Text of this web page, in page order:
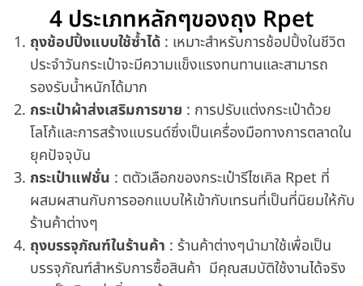
4 ประเภทหลักๆของถุง Rpet
ถุงช้อปปิ้งแบบใช้ซ้ำได้ : เหมาะสำหรับการช้อปปิ้งในชีวิต
ประจำวันกระเป๋าจะมีความแข็งแรงทนทานและสามารถ
รองรับน้ำหนักได้มาก
กระเป๋าผ้าส่งเสริมการขาย : การปรับแต่งกระเป๋าด้วย
โลโก้และการสร้างแบรนด์ซึ่งเป็นเครื่องมือทางการตลาดใน
ยุคปัจจุบัน
กระเป๋าแฟชั่น : ตตัวเลือกของกระเป๋ารีไซเคิล Rpet ที่
ผสมผสานกับการออกแบบให้เข้ากับเทรนที่เป็นที่นิยมให้กับ
ร้านค้าต่างๆ
ถุงบรรจุภัณฑ์ในร้านค้า : ร้านค้าต่างๆนำมาใช้เพื่อเป็น
บรรจุภัณฑ์สำหรับการซื้อสินค้า มีคุณสมบัติใช้งานได้จริง